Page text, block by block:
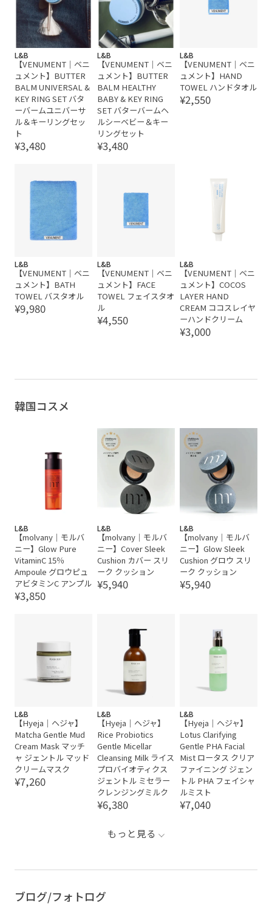
L&B
【VENUMENT｜ベニ
ュメント】BUTTER
BALM UNIVERSAL &
KEY RING SET バタ
ーバームユニバーサ
ル＆キーリングセッ
ト
¥3,480
L&B
【VENUMENT｜ベニ
ュメント】BUTTER
BALM HEALTHY
BABY & KEY RING
SET バターバームヘ
ルシーベビー＆キー
リングセット
¥3,480
L&B
【VENUMENT｜ベニ
ュメント】HAND
TOWEL ハンドタオル
¥2,550
L&B
【VENUMENT｜ベニ
ュメント】BATH
TOWEL バスタオル
¥9,980
L&B
【VENUMENT｜ベニ
ュメント】FACE
TOWEL フェイスタオ
ル
¥4,550
L&B
【VENUMENT｜ベニ
ュメント】COCOS
LAYER HAND
CREAM ココスレイヤ
ーハンドクリーム
¥3,000
韓国コスメ
L&B
【molvany｜モルバ
ニー】Glow Pure
VitaminC 15％
Ampoule グロウピュ
アビタミンC アンプル
¥3,850
L&B
【molvany｜モルバ
ニー】Cover Sleek
Cushion カバー スリ
ーク クッション
¥5,940
L&B
【molvany｜モルバ
ニー】Glow Sleek
Cushion グロウ スリ
ーク クッション
¥5,940
L&B
【Hyeja｜ヘジャ】
Matcha Gentle Mud
Cream Mask マッチ
ャ ジェントル マッド
クリームマスク
¥7,260
L&B
【Hyeja｜ヘジャ】
Rice Probiotics
Gentle Micellar
Cleansing Milk ライス
プロバイオティクス
ジェントル ミセラー
クレンジングミルク
¥6,380
L&B
【Hyeja｜ヘジャ】
Lotus Clarifying
Gentle PHA Facial
Mist ロータス クリア
ファイニング ジェン
トル PHA フェイシャ
ルミスト
¥7,040
もっと見る
ブログ/フォトログ